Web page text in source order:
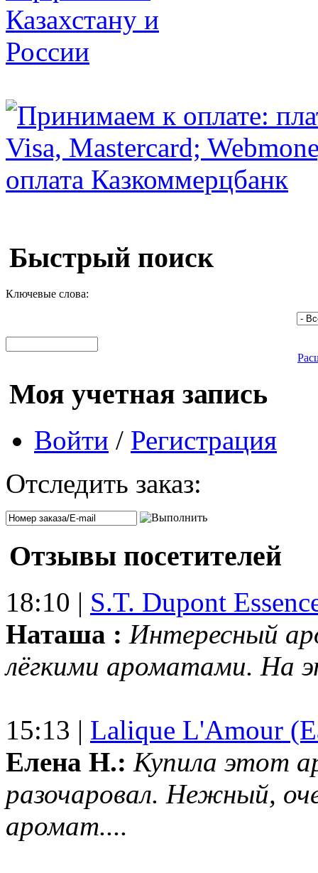
Быстрый поиск
Ключевые слова:
Моя учетная запись
Войти / Регистрация
Отследить заказ:
Отзывы посетителей
18:10 | S.T. Dupont
Наташа : Интересный
лёгкими ароматами. На
15:13 | Lalique L'Amour
Елена Н.: Купила этот
разочаровал. Нежный,
аромат....